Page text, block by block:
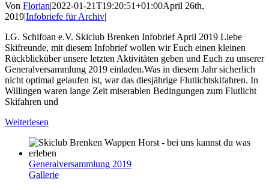
Von Florian|2022-01-21T19:20:51+01:00April 26th,
2019|Infobriefe für Archiv|
I.G. Schifoan e.V. Skiclub Brenken Infobrief April 2019 Liebe
Skifreunde, mit diesem Infobrief wollen wir Euch einen kleinen
Rückblicküber unsere letzten Aktivitäten geben und Euch zu unserer
Generalversammlung 2019 einladen.Was in diesem Jahr sicherlich
nicht optimal gelaufen ist, war das diesjährige Flutlichtskifahren. In
Willingen waren lange Zeit miserablen Bedingungen zum Flutlicht
Skifahren und
Weiterlesen
Generalversammlung 2019
Gallerie